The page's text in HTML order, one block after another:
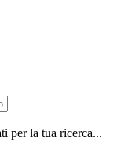
per la tua ricerca...